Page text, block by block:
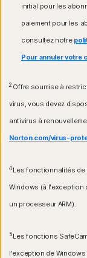
en charge.
ColorOS
Systèmes
deux
iPhone ou
deux
Appareil
Extension
Google
initial pour les
paiement pour les
consultez notre
Pour annuler votre
2 Offre soumise à
virus, vous devez
antivirus à
Norton.com/virus-
4 Les fonctionnalités
Windows (à l'exception
un processeur ARM).
5 Les fonctions
l'exception de